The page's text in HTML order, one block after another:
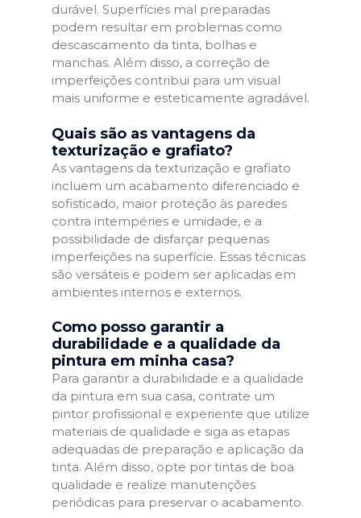
durável. Superfícies mal preparadas
podem resultar em problemas como
descascamento da tinta, bolhas e
manchas. Além disso, a correção de
imperfeições contribui para um visual
mais uniforme e esteticamente agradável.
Quais são as vantagens da
texturização e grafiato?
As vantagens da texturização e grafiato
incluem um acabamento diferenciado e
sofisticado, maior proteção às paredes
contra intempéries e umidade, e a
possibilidade de disfarçar pequenas
imperfeições na superfície. Essas técnicas
são versáteis e podem ser aplicadas em
ambientes internos e externos.
Como posso garantir a
durabilidade e a qualidade da
pintura em minha casa?
Para garantir a durabilidade e a qualidade
da pintura em sua casa, contrate um
pintor profissional e experiente que utilize
materiais de qualidade e siga as etapas
adequadas de preparação e aplicação da
tinta. Além disso, opte por tintas de boa
qualidade e realize manutenções
periódicas para preservar o acabamento.